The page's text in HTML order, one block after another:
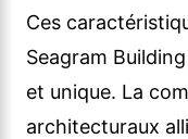
Ces
Seagram
et unique. La
architecturaux